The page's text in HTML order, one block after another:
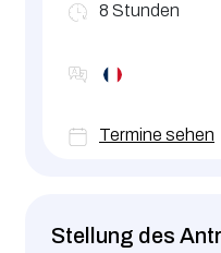
8 Stunden
Termine sehen
Stellung des